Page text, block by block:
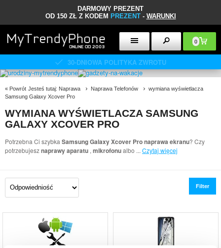
DARMOWY PREZENT
OD 150 ZŁ Z KODEM PREZENT- WARUNKI
0
30-DNIOWA POLITYKA ZWROTU
« Powrót Jesteś tutaj: Naprawa Naprawa Telefonów
wymiana wyświetlacza
Samsung Galaxy Xcover Pro
WYMIANA WYŚWIETLACZA SAMSUNG
GALAXY XCOVER PRO
Potrzebna Ci szybka Samsung Galaxy Xcover Pro naprawa ekranu? Czy
potrzebujesznaprawy aparatu , mikrofonualbo ... Czytaj więcej
Filter